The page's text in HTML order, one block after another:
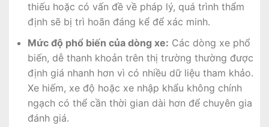
thiếu hoặc có vấn đề về pháp lý, quá trình thẩm
định sẽ bị trì hoãn đáng kể để xác minh.
Mức độ phổ biến của dòng xe: Các dòng xe phổ
biến, dễ thanh khoản trên thị trường thường được
định giá nhanh hơn vì có nhiều dữ liệu tham khảo.
Xe hiếm, xe độ hoặc xe nhập khẩu không chính
ngạch có thể cần thời gian dài hơn để chuyên gia
đánh giá.